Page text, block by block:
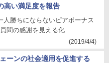
高い満足度を報告
人勝ちにならないピアボーナス
間の感謝を見える化
(2019/4/4)
ーンの社会適用を促進する